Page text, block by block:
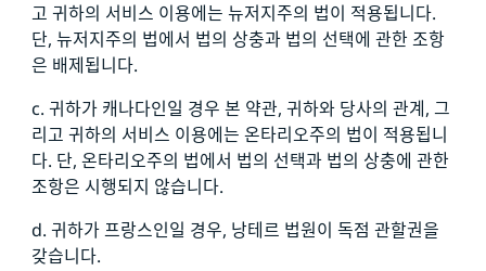
고 귀하의 서비스 이용에는 뉴저지주의 법이 적용됩니다.
단, 뉴저지주의 법에서 법의 상충과 법의 선택에 관한 조항
은 배제됩니다.
c. 귀하가 캐나다인일 경우 본 약관, 귀하와 당사의 관계, 그
리고 귀하의 서비스 이용에는 온타리오주의 법이 적용됩니
다. 단, 온타리오주의 법에서 법의 선택과 법의 상충에 관한
조항은 시행되지 않습니다.
d. 귀하가 프랑스인일 경우, 낭테르 법원이 독점 관할권을
갖습니다.